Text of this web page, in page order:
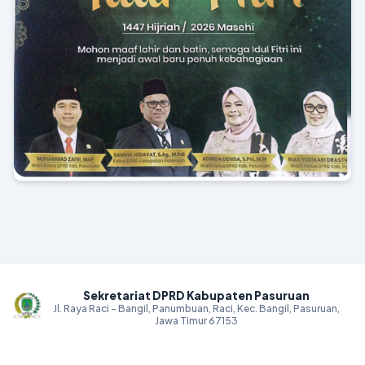
Sekretariat DPRD Kabupaten Pasuruan
Jl. Raya Raci - Bangil, Panumbuan, Raci, Kec. Bangil, Pasuruan,
Jawa Timur 67153